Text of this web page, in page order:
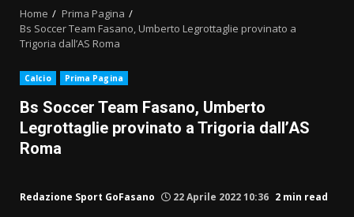
Home
Prima Pagina
Bs Soccer Team Fasano, Umberto Legrottaglie provinato a
Trigoria dall’AS Roma
Calcio Prima Pagina
Bs Soccer Team Fasano, Umberto
Legrottaglie provinato a Trigoria dall’AS
Roma
Redazione Sport GoFasano 22 Aprile 2022 10:36 2 min read